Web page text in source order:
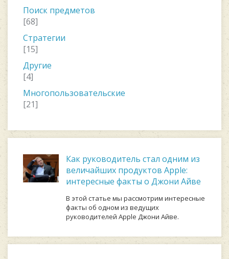
Поиск предметов
[68]
Стратегии
[15]
Другие
[4]
Многопользовательские
[21]
Как руководитель стал одним из
величайших продуктов Apple:
интересные факты о Джони Айве
В этой статье мы рассмотрим интересные
факты об одном из ведущих
руководителей Apple Джони Айве.